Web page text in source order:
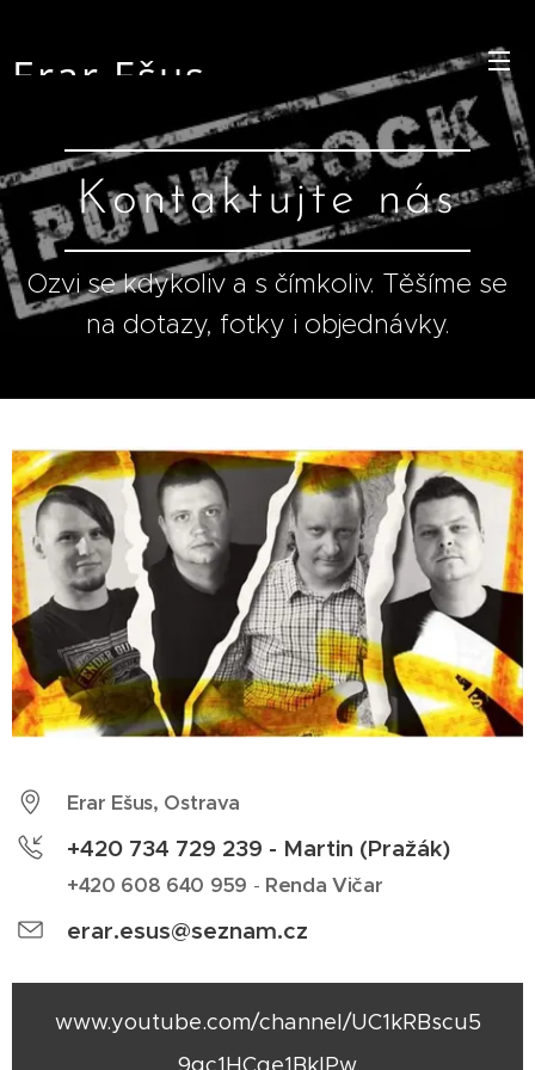
Erar Ešus
Kontaktujte nás
Ozvi se kdykoliv a s čímkoliv. Těšíme se
na dotazy, fotky i objednávky.
Erar Ešus, Ostrava
+420 734 729 239 - Martin (Pražák)
+420 608 640 959 - Renda Vičar
erar.esus@seznam.cz
www.youtube.com/channel/UC1kRBscu5